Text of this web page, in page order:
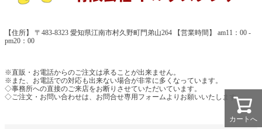
【住所】 〒483-8323 愛知県江南市村久野町門弟山264 【営業時間】 am11：00 -
pm20：00
※直販・お電話からのご注文は承ることが出来ません。
※また、お電話での対応も出来ない場合が非常に多くなっています。
◇事務所への直接のご来店をお断りさせていただいています。
◇ご注文・お問い合わせは、お問合せ専用フォームよりお願いいたします。
カートへ